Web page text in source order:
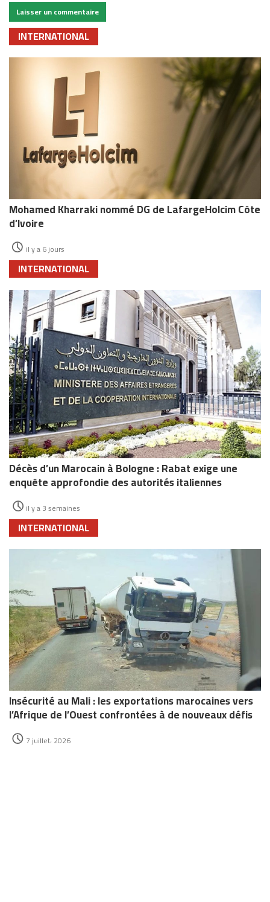
INTERNATIONAL
Mohamed Kharraki nommé DG de LafargeHolcim Côte
d’Ivoire
il y a 6 jours
INTERNATIONAL
Décès d’un Marocain à Bologne : Rabat exige une
enquête approfondie des autorités italiennes
il y a 3 semaines
INTERNATIONAL
Insécurité au Mali : les exportations marocaines vers
l’Afrique de l’Ouest confrontées à de nouveaux défis
7 juillet، 2026